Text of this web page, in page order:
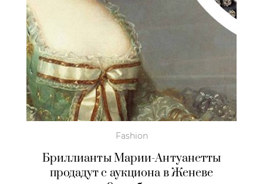
Fashion
Бриллианты Марии-Антуанетты
продадут с аукциона в Женеве